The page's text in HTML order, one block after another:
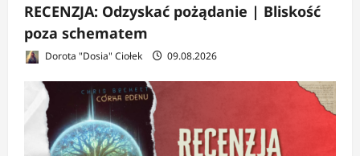
RECENZJA: Odzyskać pożądanie | Bliskość
poza schematem
Dorota "Dosia" Ciołek 09.08.2026